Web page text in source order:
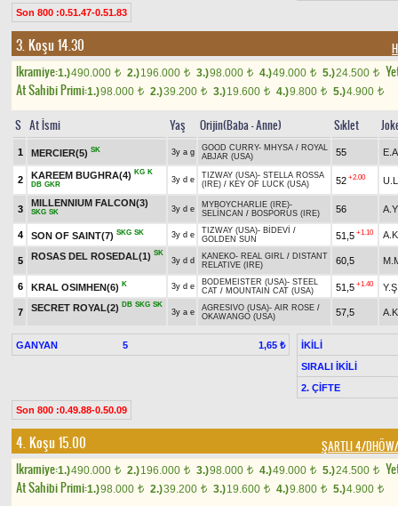
Son 800 :0.51.47-0.51.83
3. Koşu 14.30
Ikramiye:1.)490.000 t 2.)196.000 t 3.)98.000 t 4.)49.000 t 5.)24.500 t
At Sahibi Primi:1.)98.000 t 2.)39.200 t 3.)19.600 t 4.)9.800 t 5.)4.900 t
S At İsmi Yaş Orijin(Baba - Anne) Sıklet
1 MERCIER(5) SK 3y a g GOOD CURRY- MHYSA / ROYAL
ABJAR (USA)
55
2 KAREEM BUGHRA(4) KG K
DB GKR
3y d e TIZWAY (USA)- STELLA ROSSA
(IRE) / KEY OF LUCK (USA) 52 +2.00
3
MILLENNIUM FALCON(3)
SKG SK 3y d e MYBOYCHARLIE (IRE)-
SELİNCAN / BOSPORUS (IRE) 56
4 SON OF SAINT(7) SKG SK 3y d e TIZWAY (USA)- BİDEVİ /
GOLDEN SUN
51,5 +1.10
5 ROSAS DEL ROSEDAL(1) SK
3y d d KANEKO- REAL GIRL / DISTANT
RELATIVE (IRE)
60,5
6 KRAL OSIMHEN(6) K 3y d e BODEMEISTER (USA)- STEEL
CAT / MOUNTAIN CAT (USA) 51,5 +1.40
7 SECRET ROYAL(2) DB SKG SK
3y a e AGRESIVO (USA)- AIR ROSE /
OKAWANGO (USA)
57,5
GANYAN 5 1,65 ₺
İKİLİ
SIRALI İKİLİ
2. ÇİFTE
Son 800 :0.49.88-0.50.09
4. Koşu 15.00 ŞARTLI 4/
Ikramiye:1.)490.000 t 2.)196.000 t 3.)98.000 t 4.)49.000 t 5.)24.500 t
At Sahibi Primi:1.)98.000 t 2.)39.200 t 3.)19.600 t 4.)9.800 t 5.)4.900 t